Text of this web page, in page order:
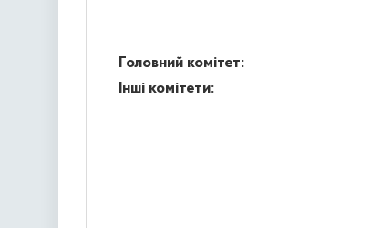
Головний комітет:
Інші комітети: